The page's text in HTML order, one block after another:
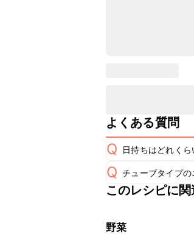
よくある質問
Q 日持ちはどれくら
A
保存期間は冷蔵で
Q チューブタイプの
チューブタイプ
このレシピに
野菜